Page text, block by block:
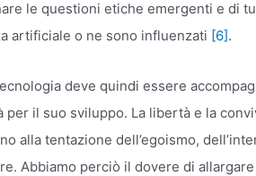
le questioni etiche emergenti e di
artificiale o ne sono influenzati [6].
deve quindi essere
il suo sviluppo. La libertà e la
alla tentazione dell’egoismo,
Abbiamo perciò il dovere di